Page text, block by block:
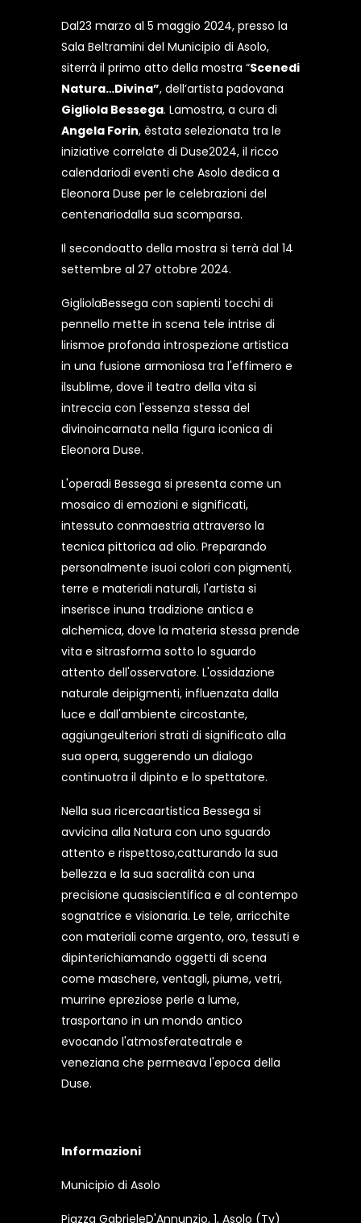
Dal23 marzo al 5 maggio 2024, presso la
Sala Beltramini del Municipio di Asolo,
siterrà il primo atto della mostra “Scenedi
Natura…Divina”, dell’artista padovana
Gigliola Bessega. Lamostra, a cura di
Angela Forin, èstata selezionata tra le
iniziative correlate di Duse2024, il ricco
calendariodi eventi che Asolo dedica a
Eleonora Duse per le celebrazioni del
centenariodalla sua scomparsa.
Il secondoatto della mostra si terrà dal 14
settembre al 27 ottobre 2024.
GigliolaBessega con sapienti tocchi di
pennello mette in scena tele intrise di
lirismoe profonda introspezione artistica
in una fusione armoniosa tra l'effimero e
ilsublime, dove il teatro della vita si
intreccia con l'essenza stessa del
divinoincarnata nella figura iconica di
Eleonora Duse.
L'operadi Bessega si presenta come un
mosaico di emozioni e significati,
intessuto conmaestria attraverso la
tecnica pittorica ad olio. Preparando
personalmente isuoi colori con pigmenti,
terre e materiali naturali, l'artista si
inserisce inuna tradizione antica e
alchemica, dove la materia stessa prende
vita e sitrasforma sotto lo sguardo
attento dell'osservatore. L'ossidazione
naturale deipigmenti, influenzata dalla
luce e dall'ambiente circostante,
aggiungeulteriori strati di significato alla
sua opera, suggerendo un dialogo
continuotra il dipinto e lo spettatore.
Nella sua ricercaartistica Bessega si
avvicina alla Natura con uno sguardo
attento e rispettoso,catturando la sua
bellezza e la sua sacralità con una
precisione quasiscientifica e al contempo
sognatrice e visionaria. Le tele, arricchite
con materiali come argento, oro, tessuti e
dipinterichiamando oggetti di scena
come maschere, ventagli, piume, vetri,
murrine epreziose perle a lume,
trasportano in un mondo antico
evocando l'atmosferateatrale e
veneziana che permeava l'epoca della
Duse.
Informazioni
Municipio di Asolo
Piazza GabrieleD'Annunzio, 1, Asolo (Tv)